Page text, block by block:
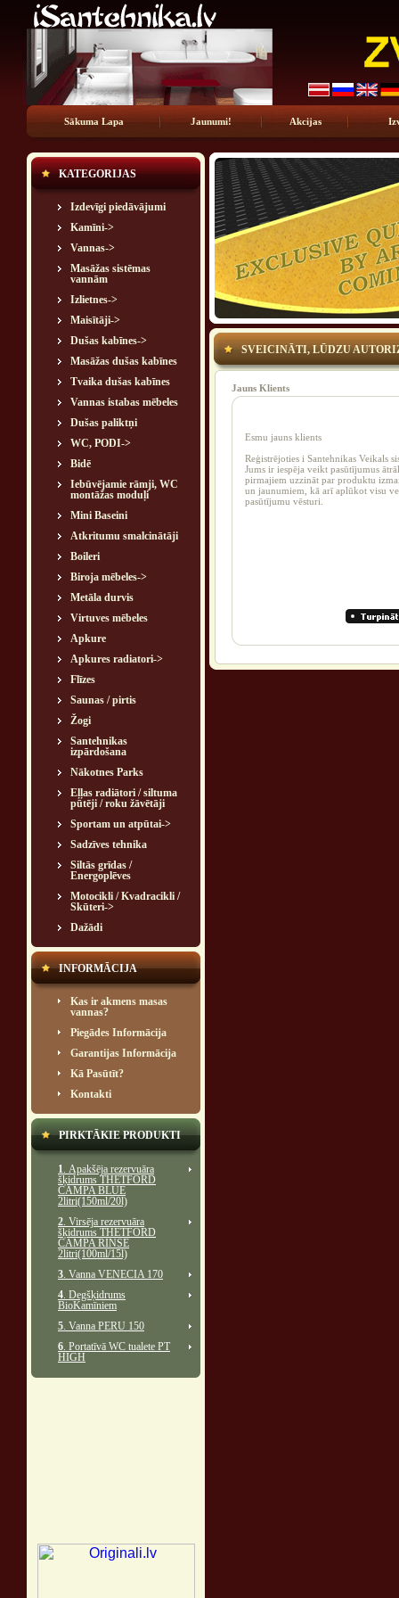
Sākuma Lapa Jaunumi! Akcijas
KATEGORIJAS
Izdevīgi piedāvājumi
Kamīni->
Vannas->
Masāžas sistēmas
vannām
Izlietnes->
Maisītāji->
Dušas kabīnes->
Masāžas dušas kabīnes
Tvaika dušas kabīnes
Vannas istabas mēbeles
Dušas paliktņi
WC, PODI->
Bidē
Iebūvējamie rāmji, WC
montāžas moduļi
Mini Baseini
Atkritumu smalcinātāji
Boileri
Biroja mēbeles->
Metāla durvis
Virtuves mēbeles
Apkure
Apkures radiatori->
Flīzes
Saunas / pirtis
Žogi
Santehnikas
izpārdošana
Nākotnes Parks
Eļļas radiātori / siltuma
pūtēji / roku žāvētāji
Sportam un atpūtai->
Sadzīves tehnika
Siltās grīdas /
Energoplēves
Motocikli / Kvadracikli /
Skūteri->
Dažādi
INFORMĀCIJA
Kas ir akmens masas
vannas?
Piegādes Informācija
Garantijas Informācija
Kā Pasūtīt?
Kontakti
PIRKTĀKIE PRODUKTI
1. Apakšēja rezervuāra
šķidrums THETFORD
CAMPA BLUE
2litri(150ml/20l)
2. Virsēja rezervuāra
šķidrums THETFORD
CAMPA RINSE
2litri(100ml/15l)
3. Vanna VENECIA 170
4. Degšķidrums
BioKamīniem
5. Vanna PERU 150
6. Portatīvā WC tualete PT
HIGH
SVEICINĀTI, LŪDZU
Jauns Klients
Esmu jauns klients
Reģistrējoties i Santehnikas Veikals
Jums ir iespēja veikt pasūtījumus
pirmajiem uzzināt par produktu
un jaunumiem, kā arī aplūkot visu
pasūtījumu vēsturi.